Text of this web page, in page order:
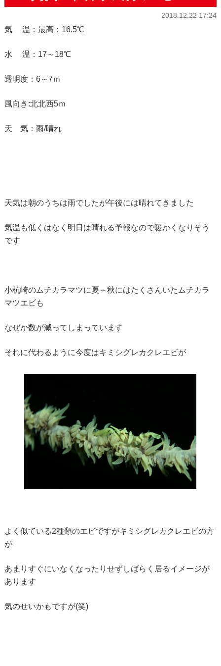
2018.12.22 17:24
気 温：最高：16.5℃
水 温：17～18℃
透明度：6～7ｍ
風向き:北北西5ｍ
天 気：雨/晴れ
天気は朝のうちは雨でしたが午後には晴れてきました
気温も低くはなく明日は晴れる予報なので暖かくなりそう
です
小杭崎のムチカラマツに夏～秋にはたくさんいたムチカラ
マツエビも
なぜか数が減ってしまっています
それに代わるように今度はキミシグレカクレエビが
よく似ている2種類のエビですがキミシグレカクレエビの方
が
あまりすぐにいなくなったりせずしばらく居るイメージが
あります
気のせいかもですが(笑)